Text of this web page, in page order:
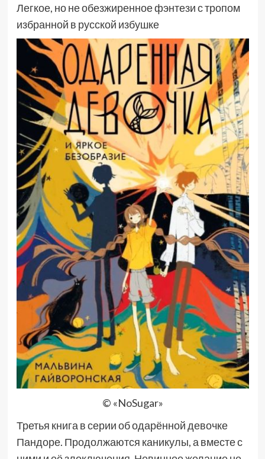
Легкое, но не обезжиренное фэнтези с тропом
избранной в русской избушке
© «NoSugar»
Третья книга в серии об одарённой девочке
Пандоре. Продолжаются каникулы, а вместе с